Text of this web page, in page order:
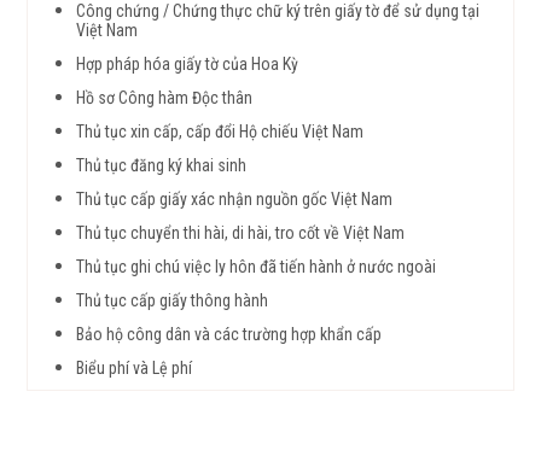
Công chứng / Chứng thực chữ ký trên giấy tờ để sử dụng tại
Việt Nam
Hợp pháp hóa giấy tờ của Hoa Kỳ
Hồ sơ Công hàm Độc thân
Thủ tục xin cấp, cấp đổi Hộ chiếu Việt Nam
Thủ tục đăng ký khai sinh
Thủ tục cấp giấy xác nhận nguồn gốc Việt Nam
Thủ tục chuyển thi hài, di hài, tro cốt về Việt Nam
Thủ tục ghi chú việc ly hôn đã tiến hành ở nước ngoài
Thủ tục cấp giấy thông hành
Bảo hộ công dân và các trường hợp khẩn cấp
Biểu phí và Lệ phí